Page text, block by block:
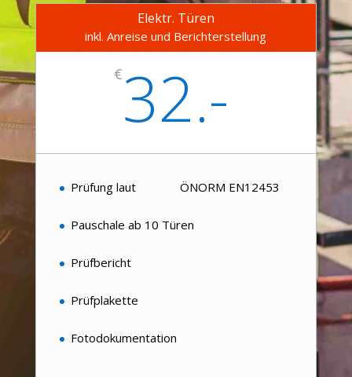
Elektr. Türen
inkl. Anreise und Berichterstellung
€32.-
Prüfung laut ÖNORM EN12453
Pauschale ab 10 Türen
Prüfbericht
Prüfplakette
Fotodokumentation